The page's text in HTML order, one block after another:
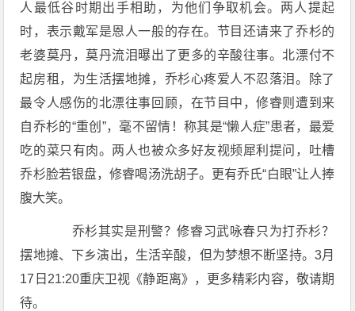
人最低谷时期出手相助，为他们争取机会。两人提起
时，表示戴军是恩人一般的存在。节目还请来了乔杉的
老婆莫丹，莫丹流泪曝出了更多的辛酸往事。北漂付不
起房租，为生活摆地摊，乔杉心疼爱人不忍落泪。除了
最令人感伤的北漂往事回顾，在节目中，修睿则遭到来
自乔杉的“重创”，毫不留情！称其是“懒人症”患者，最爱
吃的菜只有肉。两人也被众多好友视频犀利提问，吐槽
乔杉脸若银盘，修睿喝汤洗胡子。更有乔氏“白眼”让人捧
腹大笑。
乔杉其实是刑警？修睿习武咏春只为打乔杉？
摆地摊、下乡演出，生活辛酸，但为梦想不断坚持。3月
17日21:20重庆卫视《静距离》，更多精彩内容，敬请期
待。